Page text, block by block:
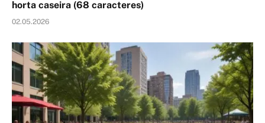
horta caseira (68 caracteres)
02.05.2026